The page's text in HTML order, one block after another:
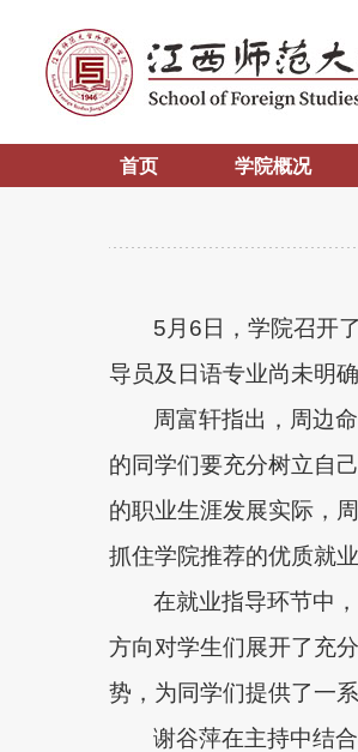
首页 学院概况
5 月 6 日，学院召开
导员及日语专业尚未明
周富轩指出，周边
的同学们要充分树立自
的职业生涯发展实际，
抓住学院推荐的优质就
在就业指导环节中
方向对学生们展开了充
势，为同学们提供了一
谢谷萍在主持中结